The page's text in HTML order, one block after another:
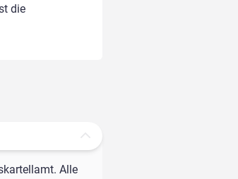
die
Alle